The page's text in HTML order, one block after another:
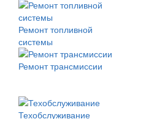
Ремонт топливной
системы
Ремонт трансмиссии
Техобслуживание